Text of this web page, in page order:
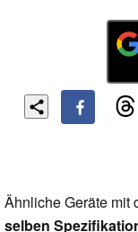
Ähnliche Geräte mit
selben